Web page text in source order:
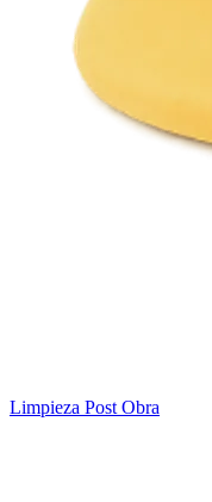
Limpieza Post Obra